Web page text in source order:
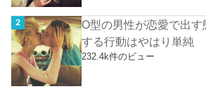
O型の男性が恋愛で出
する行動はやはり単純
232.4k件のビュー